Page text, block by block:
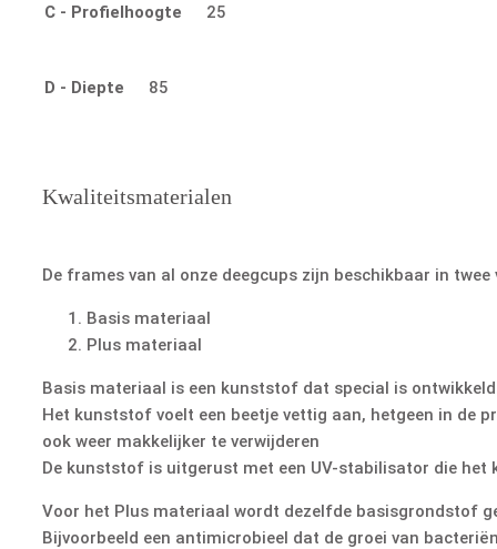
C - Profielhoogte 25
D - Diepte 85
Kwaliteitsmaterialen
De frames van al onze deegcups zijn beschikbaar in
Basis materiaal
Plus materiaal
Basis materiaal is een kunststof dat special is
Het kunststof voelt een beetje vettig aan, hetgeen in de
ook weer makkelijker te verwijderen
De kunststof is uitgerust met een UV-stabilisator die
Voor het Plus materiaal wordt dezelfde basisgrondstof
Bijvoorbeeld een antimicrobieel dat de groei van